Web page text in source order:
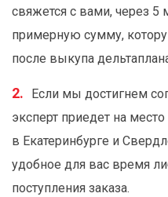
свяжется с вами, через 5
примерную сумму,
после выкупа
Если мы достигнем
эксперт приедет на
в Екатеринбурге и
удобное для вас время
поступления заказа.